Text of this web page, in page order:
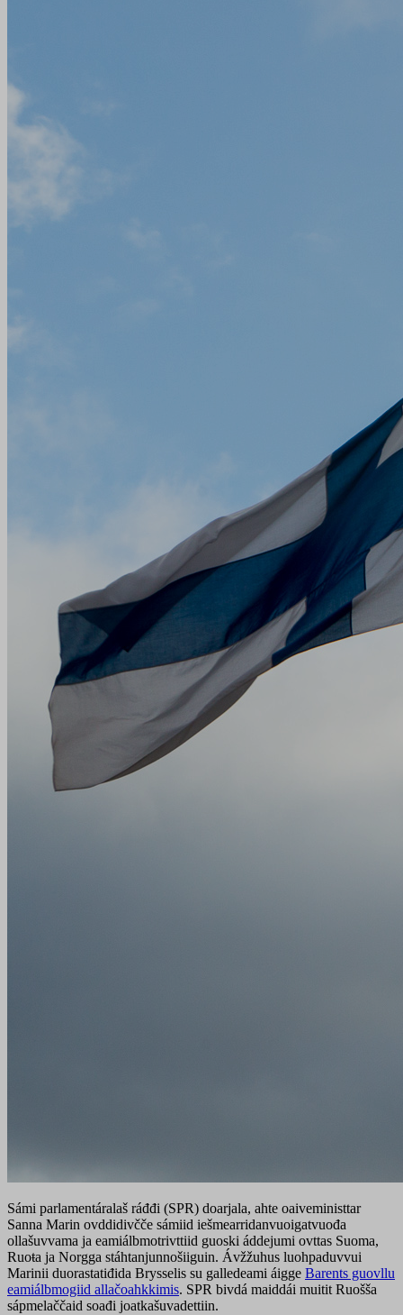
Sámi parlamentáralaš ráđđi (SPR) doarjala, ahte oaiveministtar
Sanna Marin ovddidivčče sámiid iešmearridanvuoigatvuođa
ollašuvvama ja eamiálbmotrivttiid guoski áddejumi ovttas Suoma,
Ruoŧa ja Norgga stáhtanjunnošiiguin. Ávžžuhus luohpaduvvui
Marinii duorastatiđida Brysselis su galledeami áigge Barents guovllu
eamiálbmogiid allačoahkkimis. SPR bivdá maiddái muitit Ruošša
sápmelaččaid soađi joatkašuvadettiin.